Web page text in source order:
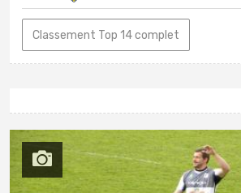
Classement Top 14 complet